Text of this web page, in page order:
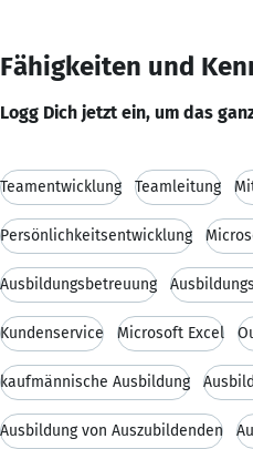
Fähigkeiten und
Logg Dich jetzt ein, um das
Teamentwicklung Teamleitung
Persönlichkeitsentwicklung
Ausbildungsbetreuung
Kundenservice Microsoft Excel
kaufmännische Ausbildung
Ausbildung von Auszubildenden